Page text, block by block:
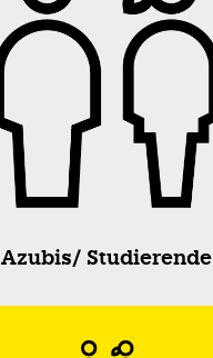
Azubis/ Studierende